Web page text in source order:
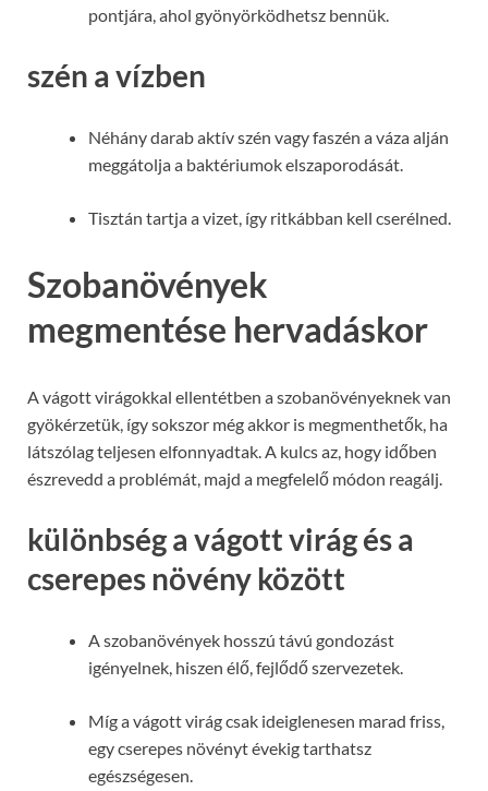
pontjára, ahol gyönyörködhetsz bennük.
szén a vízben
Néhány darab aktív szén vagy faszén a váza alján
meggátolja a baktériumok elszaporodását.
Tisztán tartja a vizet, így ritkábban kell cserélned.
Szobanövények
megmentése hervadáskor
A vágott virágokkal ellentétben a szobanövényeknek van
gyökérzetük, így sokszor még akkor is megmenthetők, ha
látszólag teljesen elfonnyadtak. A kulcs az, hogy időben
észrevedd a problémát, majd a megfelelő módon reagálj.
különbség a vágott virág és a
cserepes növény között
A szobanövények hosszú távú gondozást
igényelnek, hiszen élő, fejlődő szervezetek.
Míg a vágott virág csak ideiglenesen marad friss,
egy cserepes növényt évekig tarthatsz
egészségesen.